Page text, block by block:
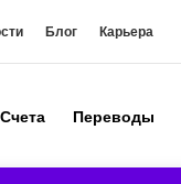
Блог Карьера
Счета Переводы